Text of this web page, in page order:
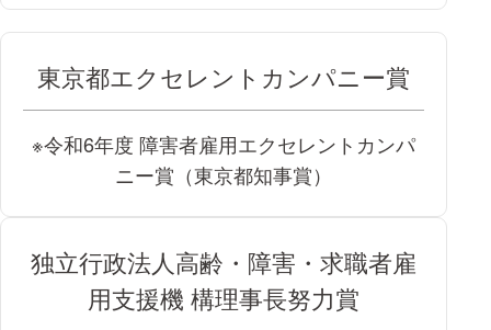
東京都エクセレントカンパニー賞
※令和6年度 障害者雇用エクセレントカンパ
ニー賞（東京都知事賞）
独立行政法人高齢・障害・求職者雇
用支援機 構理事長努力賞